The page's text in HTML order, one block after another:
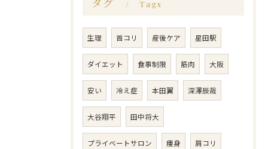
タグ Tags
生理 首コリ 産後ケア 星田駅
ダイエット 食事制限 筋肉 大阪
安い 冷え症 本田翼 深澤辰哉
大谷翔平 田中将大
プライベートサロン 痩身 肩コリ